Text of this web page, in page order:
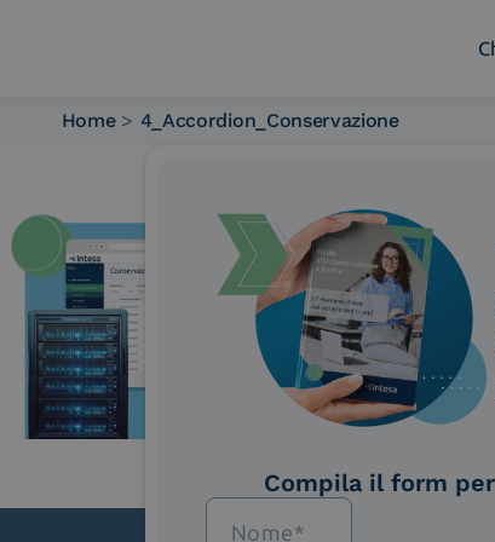
Piattaforme
Industry
News e Media
Contattaci
Home > 4_Accordion_Conservazione
Compila il form